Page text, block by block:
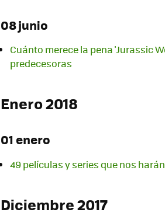
08 junio
Cuánto merece la pena 'Jurassic
predecesoras
Enero 2018
01 enero
49 películas y series que nos
Diciembre 2017